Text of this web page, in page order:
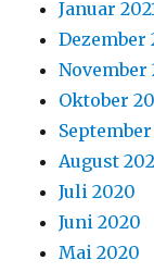
Januar
Dezember
November
Oktober
August
Juli 2020
Juni 2020
Mai 2020